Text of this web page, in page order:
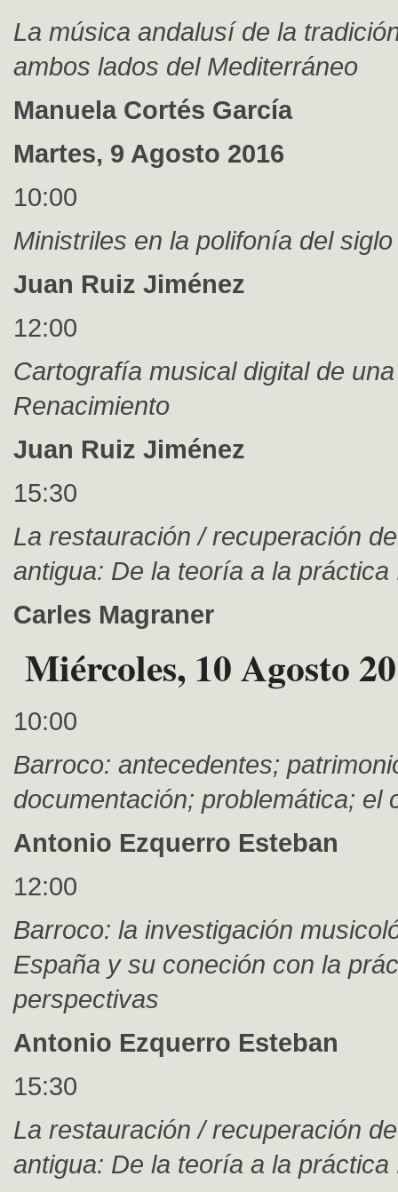
La música andalusí de la
ambos lados del Mediterráneo
Manuela Cortés García
Martes, 9 Agosto 2016
10:00
Ministriles en la polifonía del
Juan Ruiz Jiménez
12:00
Cartografía musical digital de
Renacimiento
Juan Ruiz Jiménez
15:30
La restauración / recuperación
antigua: De la teoría a la práctica
Carles Magraner
Miércoles, 10 Agosto
10:00
Barroco: antecedentes;
documentación; problemática; el
Antonio Ezquerro Esteban
12:00
Barroco: la investigación
España y su coneción con la
perspectivas
Antonio Ezquerro Esteban
15:30
La restauración / recuperación
antigua: De la teoría a la práctica